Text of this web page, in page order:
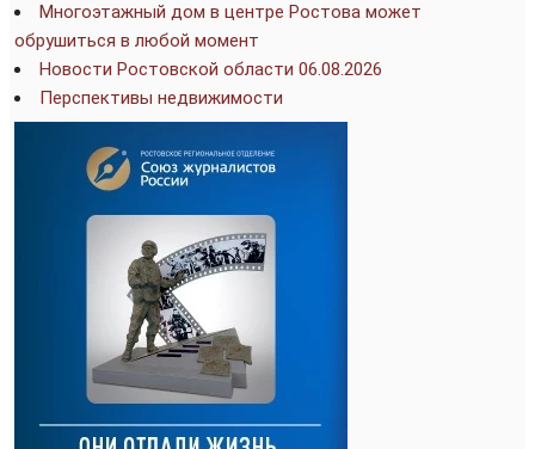
Многоэтажный дом в центре Ростова может
обрушиться в любой момент
Новости Ростовской области 06.08.2026
Перспективы недвижимости